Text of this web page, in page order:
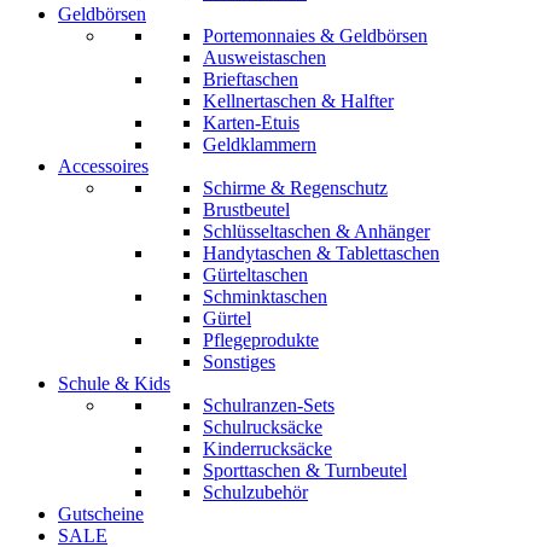
Geldbörsen
Portemonnaies & Geldbörsen
Ausweistaschen
Brieftaschen
Kellnertaschen & Halfter
Karten-Etuis
Geldklammern
Accessoires
Schirme & Regenschutz
Brustbeutel
Schlüsseltaschen & Anhänger
Handytaschen & Tablettaschen
Gürteltaschen
Schminktaschen
Gürtel
Pflegeprodukte
Sonstiges
Schule & Kids
Schulranzen-Sets
Schulrucksäcke
Kinderrucksäcke
Sporttaschen & Turnbeutel
Schulzubehör
Gutscheine
SALE